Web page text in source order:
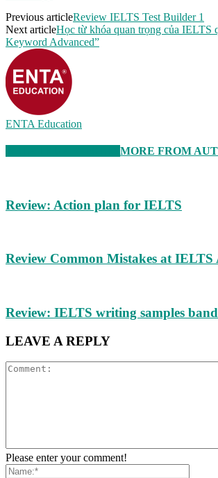
Previous articleReview IELTS Test Builder 1
Next articleHọc từ khóa quan trọng của IELTS
Keyword Advanced”
ENTA Education
MORE FROM
Review: Action plan for IELTS
Review Common Mistakes at
Review: IELTS writing samples
LEAVE A REPLY
Please enter your comment!